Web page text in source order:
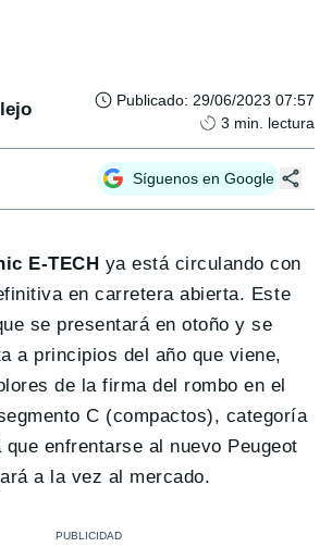
Publicado: 29/06/2023 07:57
3 min. lectura
Síguenos en Google
E-TECH ya está circulando con
en carretera abierta. Este
se presentará en otoño y se
a principios del año que viene,
de la firma del rombo en el
C (compactos), categoría
enfrentarse al nuevo Peugeot
a la vez al mercado.